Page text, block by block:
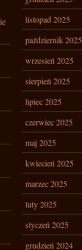
listopad 2025
październik 2025
wrzesień 2025
sierpień 2025
lipiec 2025
czerwiec 2025
maj 2025
kwiecień 2025
marzec 2025
luty 2025
styczeń 2025
grudzień 2024